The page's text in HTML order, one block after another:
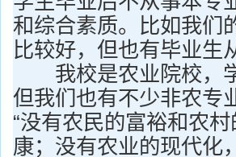
和综合素质。比如我们
比较好，但也有毕业生
我校是农业院校，学
但我们也有不少非农专
“没有农民的富裕和农
康；没有农业的现代化